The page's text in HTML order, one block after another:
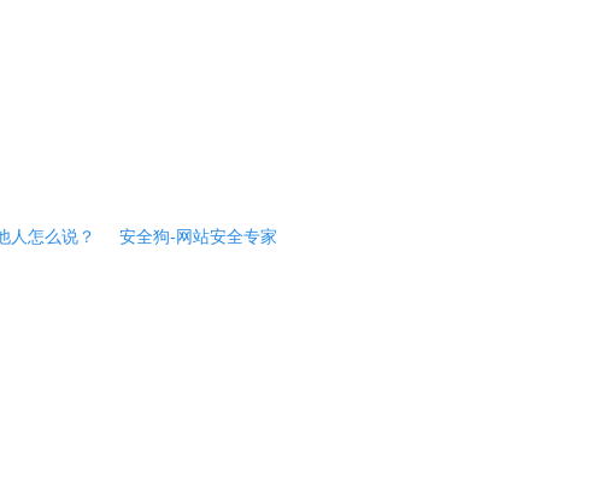
人怎么说？ 安全狗-网站安全专家